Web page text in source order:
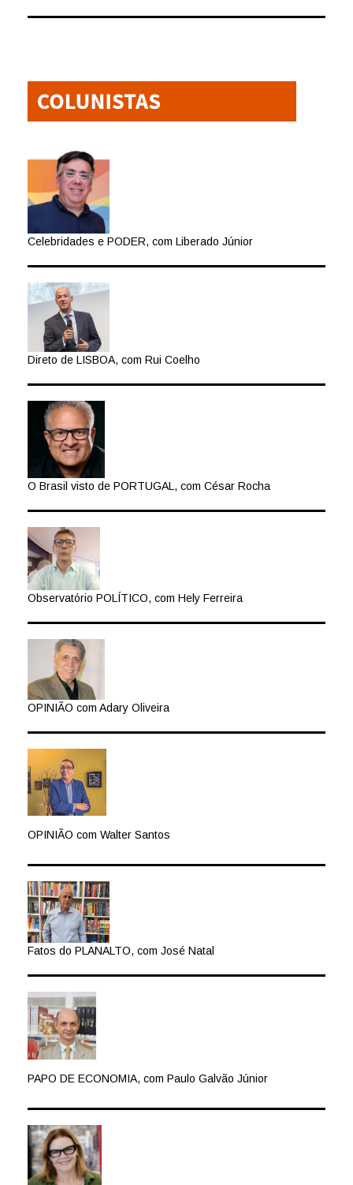
Celebridades e PODER, com Liberado Júnior
Direto de LISBOA, com Rui Coelho
O Brasil visto de PORTUGAL, com César Rocha
Observatório POLÍTICO, com Hely Ferreira
OPINIÃO com Adary Oliveira
OPINIÃO com Walter Santos
Fatos do PLANALTO, com José Natal
PAPO DE ECONOMIA, com Paulo Galvão Júnior